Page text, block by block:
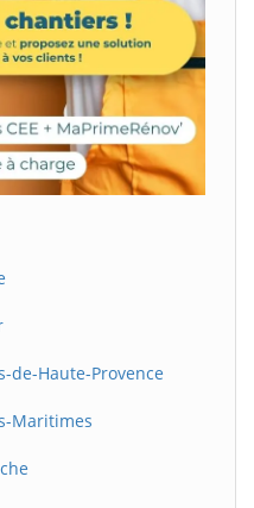
de-Haute-Provence
Maritimes